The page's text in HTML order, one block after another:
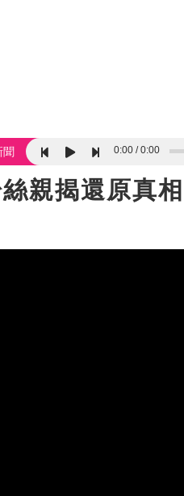
聞 0:00 0:00
親揭還原真